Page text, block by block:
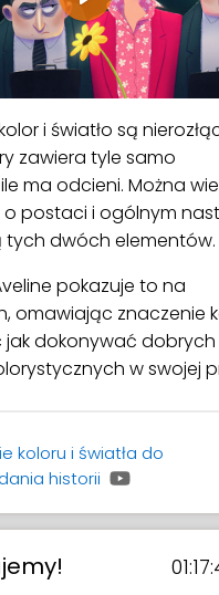
Play
i światło są
zawiera tyle samo
ma odcieni. Można
postaci i ogólnym
dwóch elementów.
pokazuje to na
omawiając znaczenie
dokonywać dobrych
w swojej
koloru i światła do
historii